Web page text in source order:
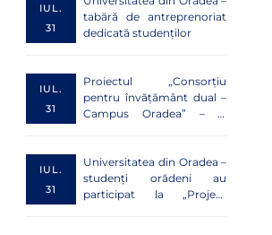
IUL.
31
tabără de antreprenoriat
dedicată studenților
IUL.
31
Proiectul „Consorțiu
pentru învățământ dual –
Campus Oradea” – O
economic
IUL.
31
Universitatea din Oradea –
studenți orădeni au
participat la „Project